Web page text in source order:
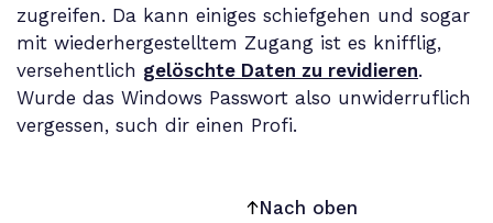
zugreifen. Da kann einiges schiefgehen und sogar
mit wiederhergestelltem Zugang ist es knifflig,
versehentlich gelöschte Daten zu revidieren.
Wurde das Windows Passwort also unwiderruflich
vergessen, such dir einen Profi.
Nach oben